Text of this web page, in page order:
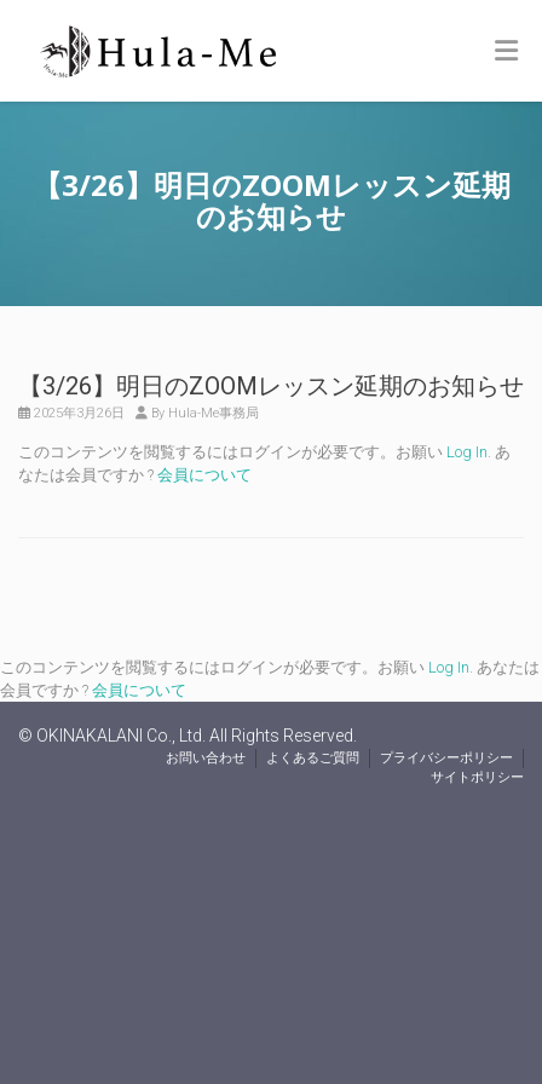
【3/26】明日のZOOMレッスン延期
のお知らせ
【3/26】明日のZOOMレッスン延期のお知らせ
2025年3月26日 By Hula-Me事務局
このコンテンツを閲覧するにはログインが必要です。お願い Log In. あ
なたは会員ですか ? 会員について
このコンテンツを閲覧するにはログインが必要です。お願い Log In. あなたは
会員ですか ? 会員について
© OKINAKALANI Co., Ltd. All Rights Reserved.
お問い合わせ よくあるご質問
プライバシーポリシー
サイトポリシー